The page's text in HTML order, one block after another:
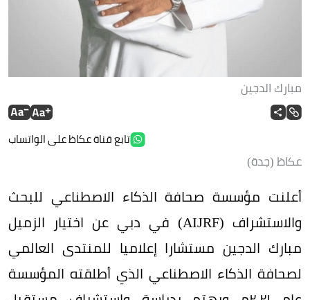
مبارك الدجين
تابع قناة عكاظ على الواتساب
عكاظ (جدة)
أعلنت مؤسسة صحافة الذكاء الاصطناعي للبحث
والاستشراف (AIJRF) في دبي عن اختيار الزميل
مبارك الدجين مستشارا إعلاميا للمنتدى العالمي
لصحافة الذكاء الاصطناعي الذي أطلقته المؤسسة